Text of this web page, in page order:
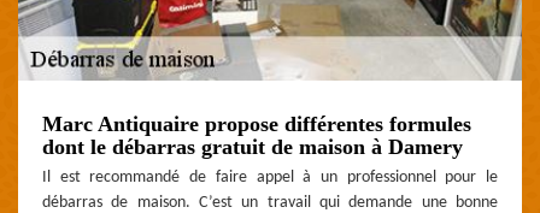
Marc Antiquaire propose différentes formules
dont le débarras gratuit de maison à Damery
Il est recommandé de faire appel à un professionnel pour le
débarras de maison. C’est un travail qui demande une bonne